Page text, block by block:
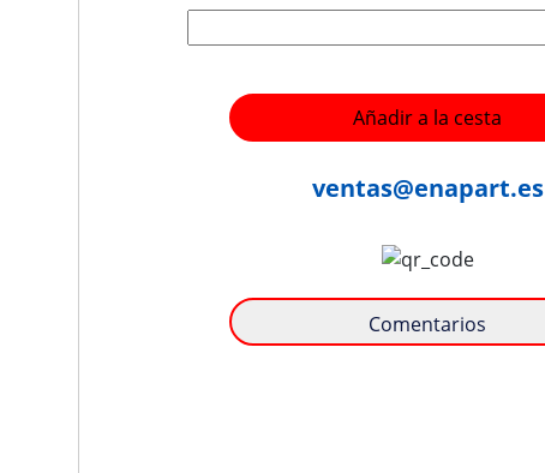
Añadir a la cesta
ventas@enapart.es
Comentarios